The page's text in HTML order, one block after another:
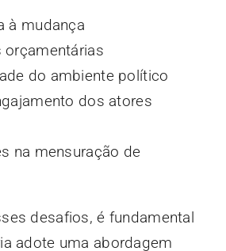
à mudança
orçamentárias
do ambiente político
dos atores
na mensuração de
desafios, é fundamental
adote uma abordagem